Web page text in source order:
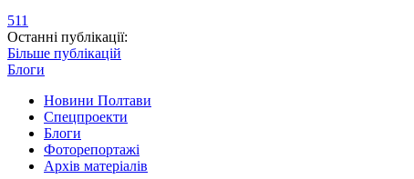
511
Останні публікації:
Більше публікацій
Блоги
Новини Полтави
Спецпроекти
Блоги
Фоторепортажі
Архів матеріалів